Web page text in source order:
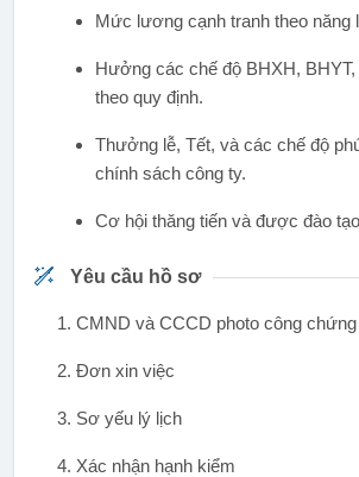
Mức lương cạnh tranh theo năng
Hưởng các chế độ BHXH,
theo quy định.
Thưởng lễ, Tết, và các chế độ
chính sách công ty.
Cơ hội thăng tiến và được đào
Yêu cầu hồ sơ
1. CMND và CCCD photo công chứng
2. Đơn xin việc
3. Sơ yếu lý lịch
4. Xác nhận hạnh kiểm